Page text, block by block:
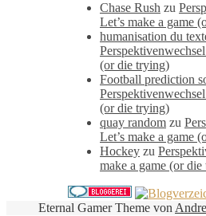
Chase Rush zu
Let’s make a game
humanisation du
(or die trying)
Football prediction
(or die trying)
quay random zu
Let’s make a game
Hockey zu
make a game (or
Eternal Gamer Theme von